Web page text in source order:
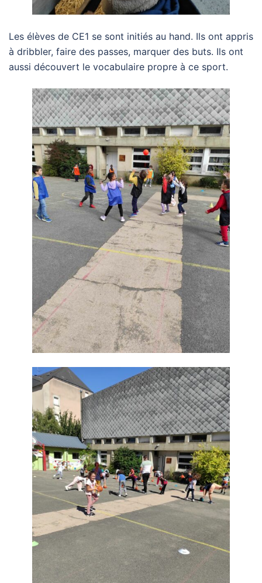
Les élèves de CE1 se sont initiés au hand. Ils ont appris
à dribbler, faire des passes, marquer des buts. Ils ont
aussi découvert le vocabulaire propre à ce sport.